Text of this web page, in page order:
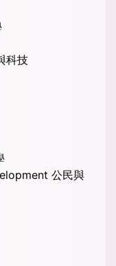
科技
公民與